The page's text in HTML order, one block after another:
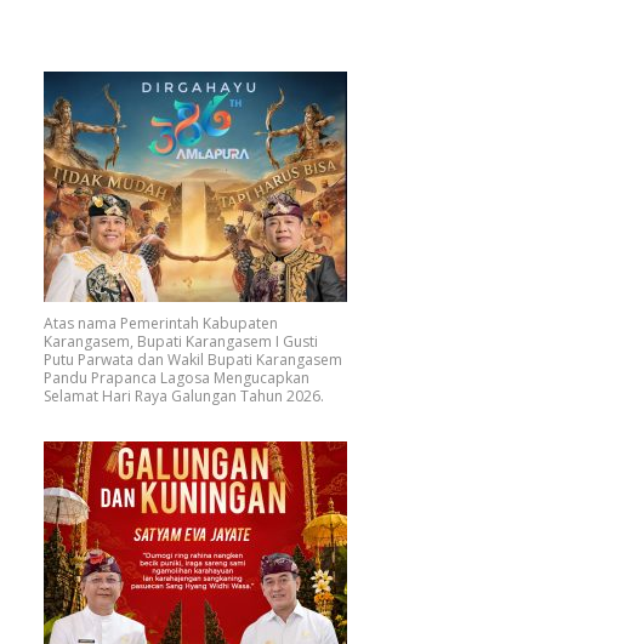
Atas nama Pemerintah Kabupaten
Karangasem, Bupati Karangasem I Gusti
Putu Parwata dan Wakil Bupati Karangasem
Pandu Prapanca Lagosa Mengucapkan
Selamat Hari Raya Galungan Tahun 2026.